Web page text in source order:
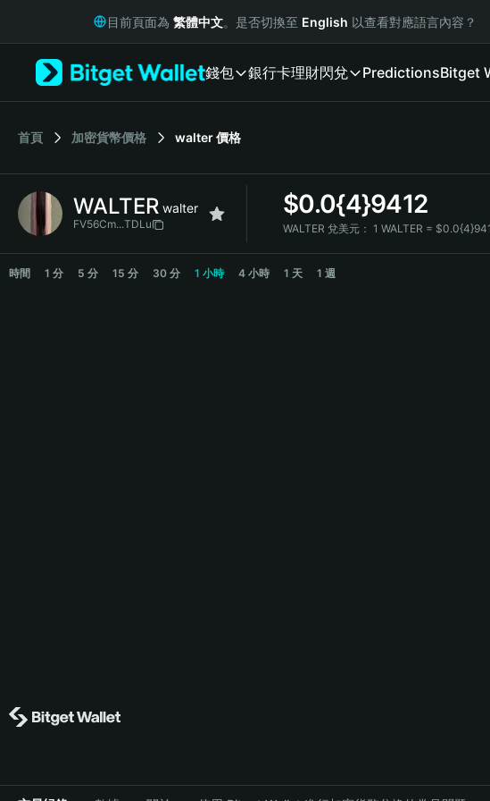
Русский
Italiano
简体中文
繁體中文
Bahasa Indonesia
目前頁面為 繁體中文。是否切換至 English 以查看對應語言內容？
錢包 銀行卡理財閃兌 PredictionsBitget
首頁 加密貨幣價格 walter價格
WALTER walter
FV56Cm...TDLu
$0.0{4}9412
WALTER 兌美元： 1 WALTER =
WALTER Price Chart
時間 1 分 5 分 15 分 30 分 1 小時 4 小時 1 天 1 週